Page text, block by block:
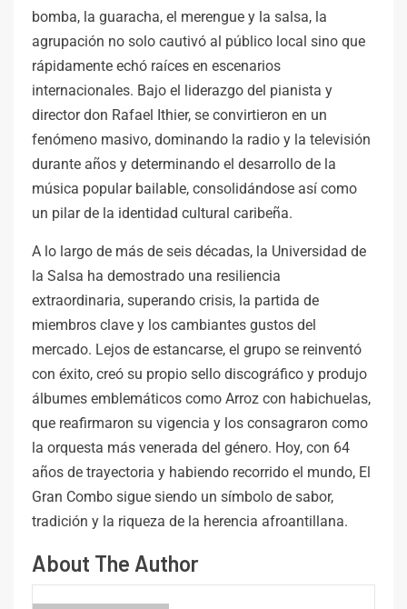
bomba, la guaracha, el merengue y la salsa, la
agrupación no solo cautivó al público local sino que
rápidamente echó raíces en escenarios
internacionales. Bajo el liderazgo del pianista y
director don Rafael Ithier, se convirtieron en un
fenómeno masivo, dominando la radio y la televisión
durante años y determinando el desarrollo de la
música popular bailable, consolidándose así como
un pilar de la identidad cultural caribeña.
A lo largo de más de seis décadas, la Universidad de
la Salsa ha demostrado una resiliencia
extraordinaria, superando crisis, la partida de
miembros clave y los cambiantes gustos del
mercado. Lejos de estancarse, el grupo se reinventó
con éxito, creó su propio sello discográfico y produjo
álbumes emblemáticos como Arroz con habichuelas,
que reafirmaron su vigencia y los consagraron como
la orquesta más venerada del género. Hoy, con 64
años de trayectoria y habiendo recorrido el mundo, El
Gran Combo sigue siendo un símbolo de sabor,
tradición y la riqueza de la herencia afroantillana.
About The Author